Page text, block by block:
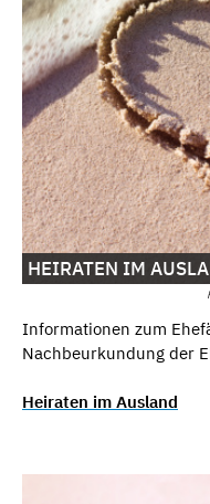
HEIRATEN IM
Informationen zum
Nachbeurkundung der
Heiraten im Ausland